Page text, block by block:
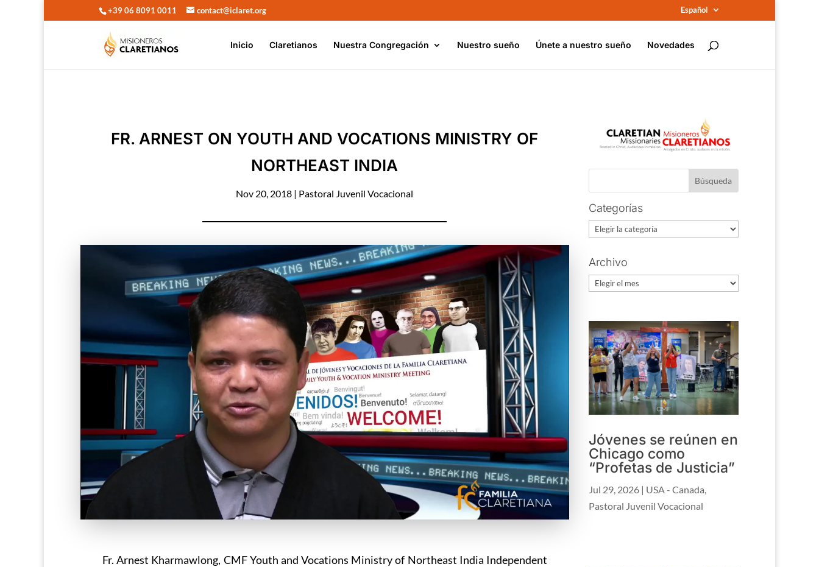
+39 06 8091 0011 contact@iclaret.org Español
Inicio Claretianos Nuestra Congregación Nuestro sueño Únete a nuestro sueño Novedades
FR. ARNEST ON YOUTH AND VOCATIONS MINISTRY OF
NORTHEAST INDIA
Nov 20, 2018 | Pastoral Juvenil Vocacional
Fr. Arnest Kharmawlong, CMF Youth and Vocations Ministry of Northeast India Independent
Categorías
Categorías
Archivo
Archivo
Jóvenes se reúnen en
Chicago como
“Profetas de Justicia”
Jul 29, 2026 | USA - Canada,
Pastoral Juvenil Vocacional